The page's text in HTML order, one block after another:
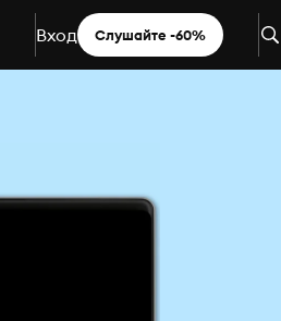
Вход Слушайте -60%